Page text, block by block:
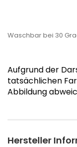
Waschbar bei 30
Aufgrund der
tatsächlichen
Abbildung
Hersteller